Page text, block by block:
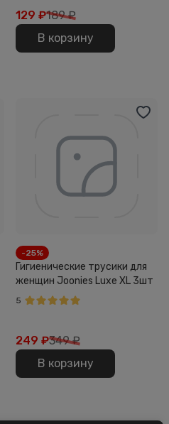
129 ₽189 ₽
В корзину
-25%
Гигиенические трусики для
женщин Joonies Luxe XL 3шт
5
249 ₽349 ₽
В корзину